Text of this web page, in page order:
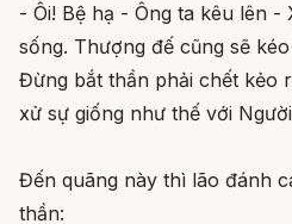
- Ôi! Bệ hạ - Ông ta kêu lên -
sống. Thượng đế cũng sẽ
Đừng bắt thần phải chết kẻo
xử sự giống như thế với
Đến quãng này thì lão đánh
thần: